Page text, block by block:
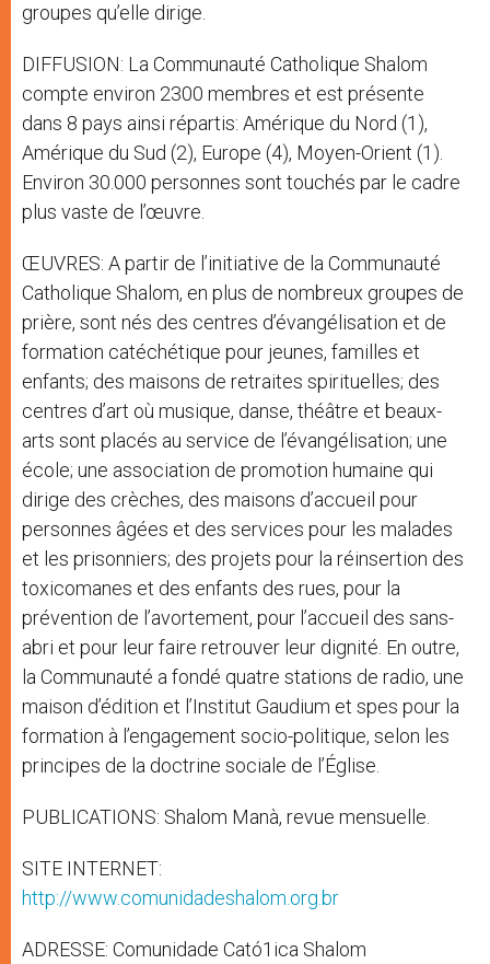
groupes qu’elle dirige.
DIFFUSION: La Communauté Catholique Shalom
compte environ 2300 membres et est présente
dans 8 pays ainsi répartis: Amérique du Nord (1),
Amérique du Sud (2), Europe (4), Moyen-Orient (1).
Environ 30.000 personnes sont touchés par le cadre
plus vaste de l’œuvre.
ŒUVRES: A partir de l’initiative de la Communauté
Catholique Shalom, en plus de nombreux groupes de
prière, sont nés des centres d’évangélisation et de
formation catéchétique pour jeunes, familles et
enfants; des maisons de retraites spirituelles; des
centres d’art où musique, danse, théâtre et beaux-
arts sont placés au service de l’évangélisation; une
école; une association de promotion humaine qui
dirige des crèches, des maisons d’accueil pour
personnes âgées et des services pour les malades
et les prisonniers; des projets pour la réinsertion des
toxicomanes et des enfants des rues, pour la
prévention de l’avortement, pour l’accueil des sans-
abri et pour leur faire retrouver leur dignité. En outre,
la Communauté a fondé quatre stations de radio, une
maison d’édition et l’Institut Gaudium et spes pour la
formation à l’engagement socio-politique, selon les
principes de la doctrine sociale de l’Église.
PUBLICATIONS: Shalom Manà, revue mensuelle.
SITE INTERNET:
http://www.comunidadeshalom.org.br
ADRESSE: Comunidade Cató1ica Shalom